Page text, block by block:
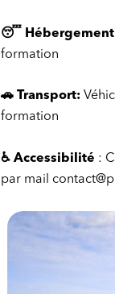
😴
formation
🚗 Transport:
formation
♿ Accessibilité :
par mail